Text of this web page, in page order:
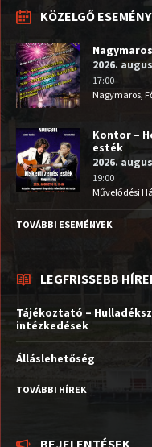
KÖZELGŐ
2026.
17:00
Nagymaros,
Kontor –
esték
2026.
19:00
Művelődési
TOVÁBBI ESEMÉNYEK
LEGFRISSEBB
Tájékoztató –
intézkedések
Álláslehetőség
TOVÁBBI HÍREK